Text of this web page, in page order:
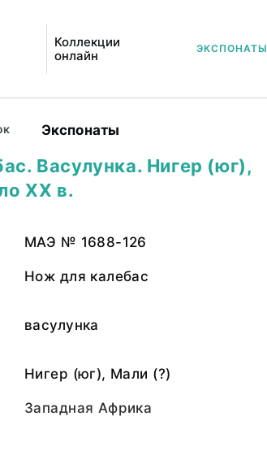
Коллекции
онлайн
ЭКСПОНАТЫ
Экспонаты
Васулунка. Нигер (юг),
XX в.
МАЭ № 1688-126
Нож для калебас
васулунка
Нигер (юг), Мали (?)
Западная Африка